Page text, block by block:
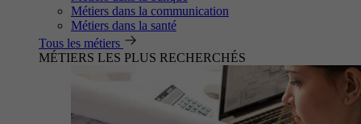
Métiers dans la communication
Métiers dans la santé
Tous les métiers
MÉTIERS LES PLUS RECHERCHÉS